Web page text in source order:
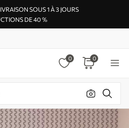
SOUS 1 À 3 JOURS
DE 40 %
0 0